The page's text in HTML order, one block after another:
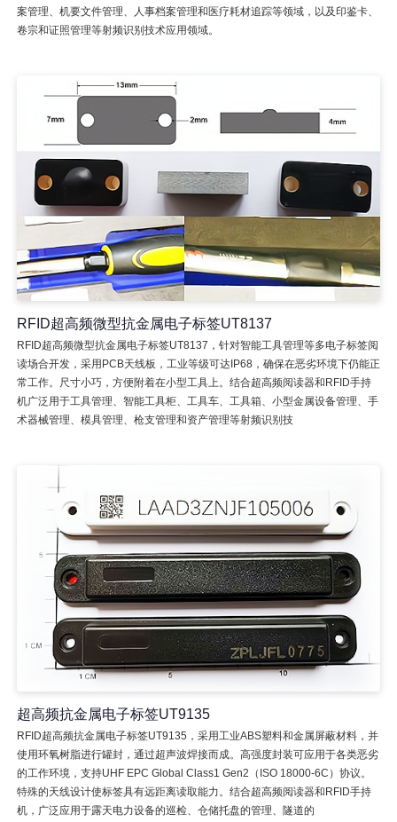
案管理、机要文件管理、人事档案管理和医疗耗材追踪等领域，以及印鉴卡、
卷宗和证照管理等射频识别技术应用领域。
RFID超高频微型抗金属电子标签UT8137
RFID超高频微型抗金属电子标签UT8137，针对智能工具管理等多电子标签阅
读场合开发，采用PCB天线板，工业等级可达IP68，确保在恶劣环境下仍能正
常工作。尺寸小巧，方便附着在小型工具上。结合超高频阅读器和RFID手持
机广泛用于工具管理、智能工具柜、工具车、工具箱、小型金属设备管理、手
术器械管理、模具管理、枪支管理和资产管理等射频识别技
超高频抗金属电子标签UT9135
RFID超高频抗金属电子标签UT9135，采用工业ABS塑料和金属屏蔽材料，并
使用环氧树脂进行罐封，通过超声波焊接而成。高强度封装可应用于各类恶劣
的工作环境，支持UHF EPC Global Class1 Gen2（ISO 18000-6C）协议。
特殊的天线设计使标签具有远距离读取能力。结合超高频阅读器和RFID手持
机，广泛应用于露天电力设备的巡检、仓储托盘的管理、隧道的